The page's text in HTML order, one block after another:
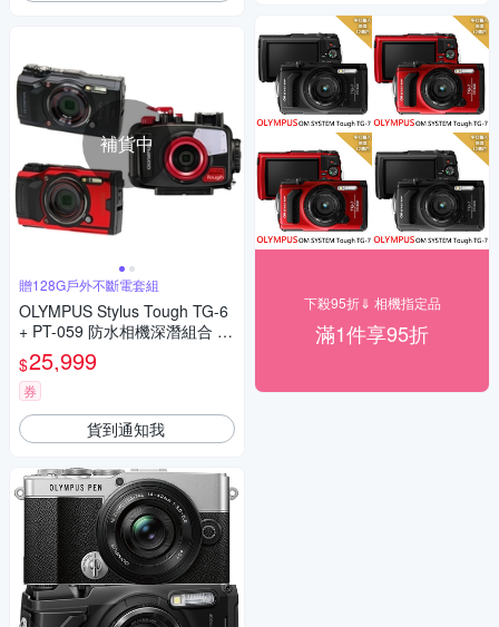
補貨中
贈128G戶外不斷電套組
OLYMPUS Stylus Tough TG-6
+ PT-059 防水相機深潛組合 公
司貨 贈128G戶外不斷電套組
$25,999
券
貨到通知我
下殺95折⇓ 相機指定品
滿1件享95折